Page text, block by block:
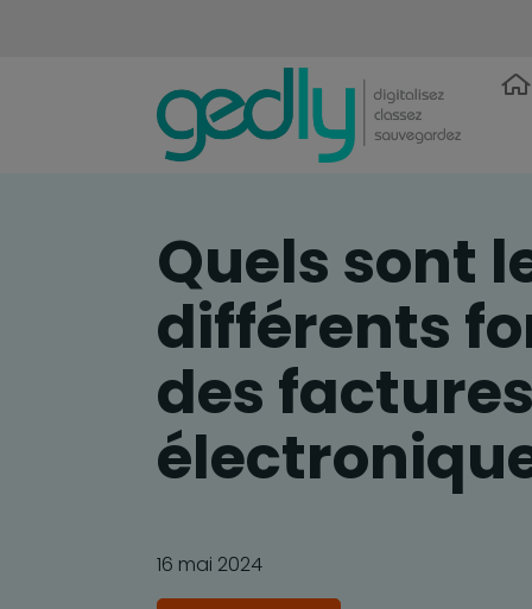
Quels sont
différents
des
16 mai 2024